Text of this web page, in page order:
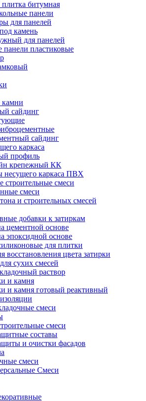
битумная
панели
для панелей
камень
для панелей
панели пластиковые
камни
сайдинг
сайдинг
каркаса
профиль
крепежный КК
несущего каркаса ПВХ
строительные смеси
смеси
и строительных смесей
добавки к затиркам
цементной основе
эпоксидной основе
для плитки
восстановления цвета затирки
сухих смесей
раствор
и камня
и камня готовый реактивный
смеси
смеси
составы
и очистки фасадов
смеси
Смеси